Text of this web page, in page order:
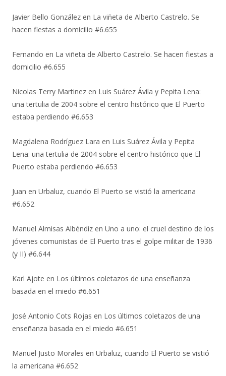
Javier Bello González en La viñeta de Alberto Castrelo. Se
hacen fiestas a domicilio #6.655
Fernando en La viñeta de Alberto Castrelo. Se hacen fiestas a
domicilio #6.655
Nicolas Terry Martinez en Luis Suárez Ávila y Pepita Lena:
una tertulia de 2004 sobre el centro histórico que El Puerto
estaba perdiendo #6.653
Magdalena Rodríguez Lara en Luis Suárez Ávila y Pepita
Lena: una tertulia de 2004 sobre el centro histórico que El
Puerto estaba perdiendo #6.653
Juan en Urbaluz, cuando El Puerto se vistió la americana
#6.652
Manuel Almisas Albéndiz en Uno a uno: el cruel destino de los
jóvenes comunistas de El Puerto tras el golpe militar de 1936
(y II) #6.644
Karl Ajote en Los últimos coletazos de una enseñanza
basada en el miedo #6.651
José Antonio Cots Rojas en Los últimos coletazos de una
enseñanza basada en el miedo #6.651
Manuel Justo Morales en Urbaluz, cuando El Puerto se vistió
la americana #6.652